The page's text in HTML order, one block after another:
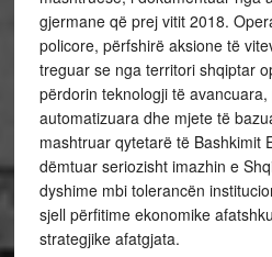
gjermane që prej vitit 2018.
policore, përfshirë aksione të
treguar se nga territori shqiptar
përdorin teknologji të
automatizuara dhe mjete të
mashtruar qytetarë të Bashkimit
dëmtuar seriozisht imazhin e
dyshime mbi tolerancën
sjell përfitime ekonomike
strategjike afatgjata.